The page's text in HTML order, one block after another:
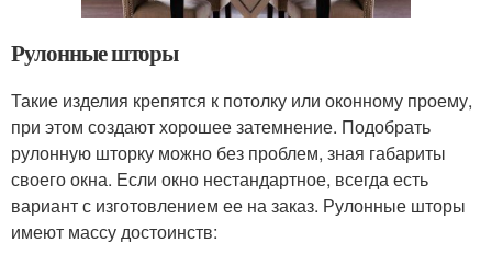
Рулонные шторы
Такие изделия крепятся к потолку или оконному проему,
при этом создают хорошее затемнение. Подобрать
рулонную шторку можно без проблем, зная габариты
своего окна. Если окно нестандартное, всегда есть
вариант с изготовлением ее на заказ. Рулонные шторы
имеют массу достоинств: